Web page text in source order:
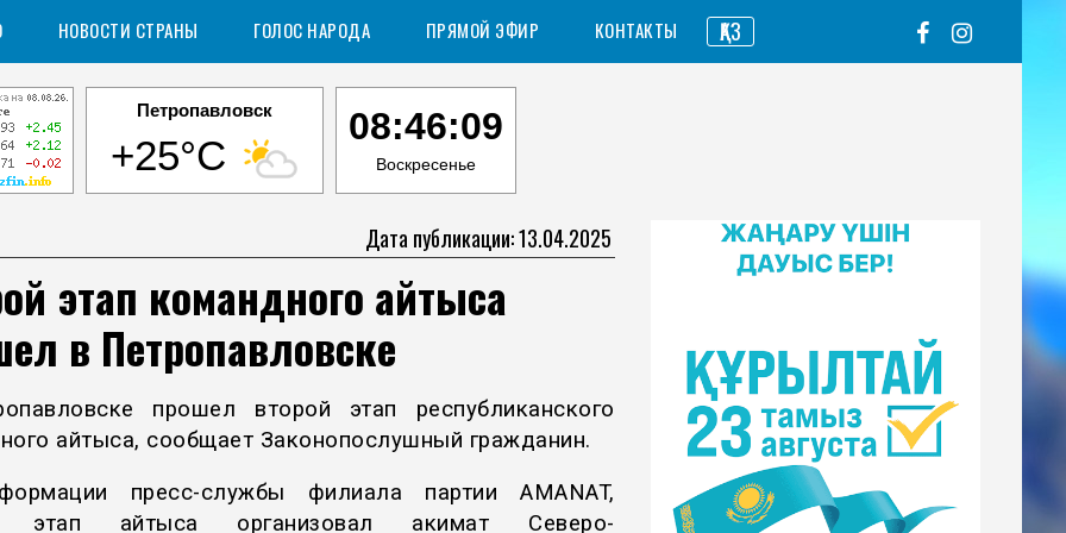
НОВОСТИ СТРАНЫ ГОЛОС НАРОДА ПРЯМОЙ ЭФИР КОНТАКТЫ ҚАЗ
Петропавловск
+25°C
08:46:11
Воскресенье
Дата публикации: 13.04.2025
этап командного айтыса
в Петропавловске
прошел второй этап республиканского
айтыса, сообщает Законопослушный гражданин.
пресс-службы филиала партии AMANAT,
этап айтыса организовал акимат Северо-